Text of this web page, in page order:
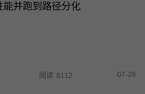
能并跑到路径分化
阅读 8112 07-28